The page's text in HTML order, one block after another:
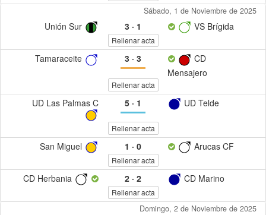
Sábado, 1 de Noviembre de 2025
Unión Sur 3· 1 VS Brígida
Rellenar acta
Tamaraceite 3· 3
CD
Mensajero
Rellenar acta
UD Las Palmas C 5· 1 UD Telde
Rellenar acta
San Miguel 1 · 0 Arucas CF
Rellenar acta
CD Herbania 2· 2 CD Marino
Rellenar acta
Domingo, 2 de Noviembre de 2025